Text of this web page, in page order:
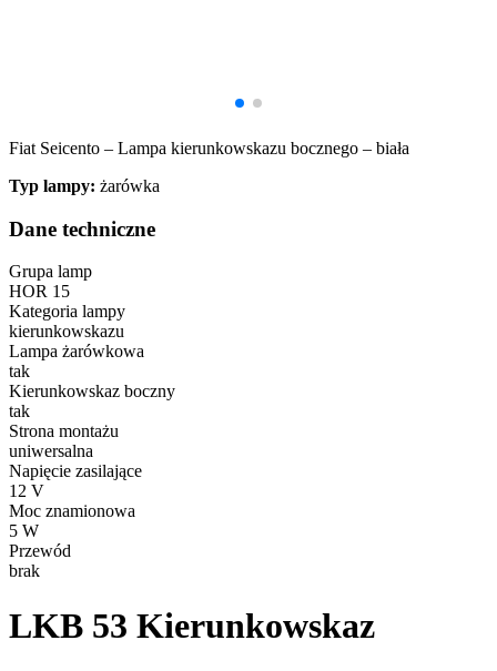
Fiat Seicento – Lampa kierunkowskazu bocznego – biała
Typ lampy: żarówka
Dane techniczne
Grupa lamp
HOR 15
Kategoria lampy
kierunkowskazu
Lampa żarówkowa
tak
Kierunkowskaz boczny
tak
Strona montażu
uniwersalna
Napięcie zasilające
12 V
Moc znamionowa
5 W
Przewód
brak
LKB 53 Kierunkowskaz